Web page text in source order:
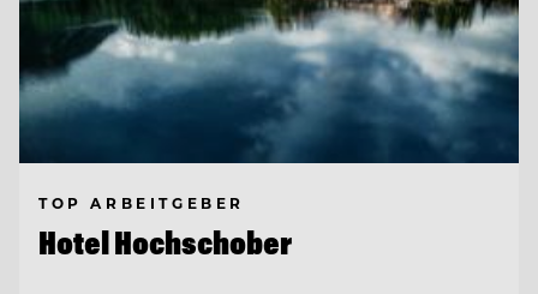
TOP ARBEITGEBER
Hotel Hochschober